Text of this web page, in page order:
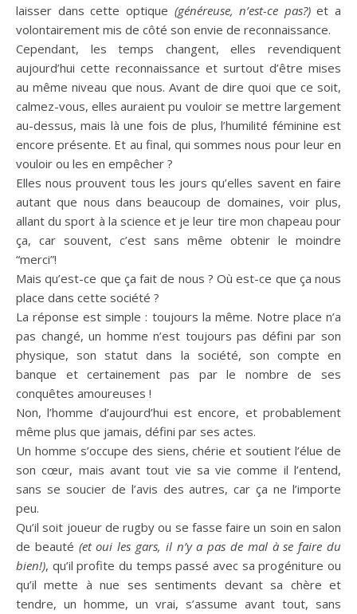
laisser dans cette optique (généreuse, n’est-ce pas?)et a
volontairement mis de côté son envie de reconnaissance.
Cependant, les temps changent, elles revendiquent
aujourd’hui cette reconnaissance et surtout d’être mises
au même niveau que nous. Avant de dire quoi que ce soit,
calmez-vous, elles auraient pu vouloir se mettre largement
au-dessus, mais là une fois de plus, l’humilité féminine est
encore présente. Et au final, qui sommes nous pour leur en
vouloir ou les en empêcher ?
Elles nous prouvent tous les jours qu’elles savent en faire
autant que nous dans beaucoup de domaines, voir plus,
allant du sport à la science et je leur tire mon chapeau pour
ça, car souvent, c’est sans même obtenir le moindre
“merci”!
Mais qu’est-ce que ça fait de nous ? Où est-ce que ça nous
place dans cette société ?
La réponse est simple : toujours la même. Notre place n’a
pas changé, un homme n’est toujours pas défini par son
physique, son statut dans la société, son compte en
banque et certainement pas par le nombre de ses
conquêtes amoureuses !
Non, l’homme d’aujourd’hui est encore, et probablement
même plus que jamais, défini par ses actes.
Un homme s’occupe des siens, chérie et soutient l’élue de
son cœur, mais avant tout vie sa vie comme il l’entend,
sans se soucier de l’avis des autres, car ça ne l’importe
peu.
Qu’il soit joueur de rugby ou se fasse faire un soin en salon
de beauté (et oui les gars, il n’y a pas de mal à se faire du
bien!), qu’il profite du temps passé avec sa progéniture ou
qu’il mette à nue ses sentiments devant sa chère et
tendre, un homme, un vrai, s’assume avant tout, sans